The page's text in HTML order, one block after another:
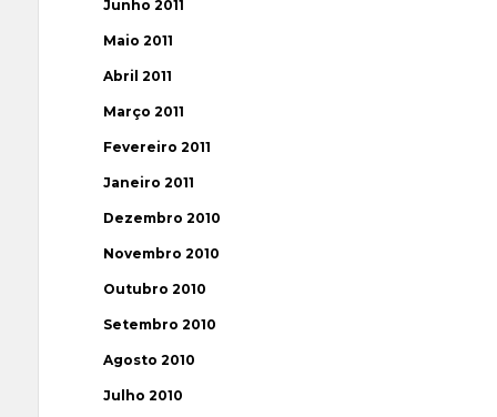
Junho 2011
Maio 2011
Abril 2011
Março 2011
Fevereiro 2011
Janeiro 2011
Dezembro 2010
Novembro 2010
Outubro 2010
Setembro 2010
Agosto 2010
Julho 2010